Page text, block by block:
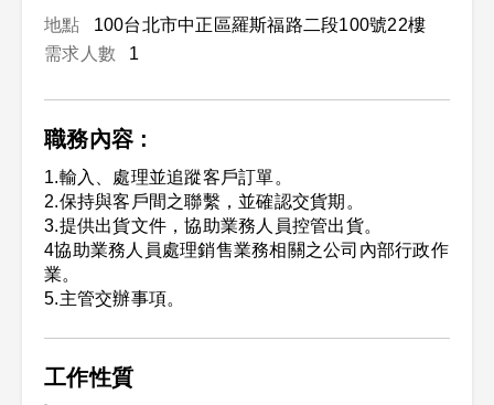
地點
100台北市中正區羅斯福路二段100號22樓
需求人數
1
職務內容 :
1.輸入、處理並追蹤客戶訂單。
2.保持與客戶間之聯繫，並確認交貨期。
3.提供出貨文件，協助業務人員控管出貨。
4協助業務人員處理銷售業務相關之公司內部行政作
業。
5.主管交辦事項。
工作性質